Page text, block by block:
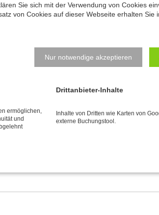
Konstruktion unseres Körpers ist
wünschen übrig“
Benita Cantieni in
30. Mai 2026
Sie sich mit der Verwendung von Cookies
von Cookies auf dieser Webseite erhalten Sie
Nur notwendige akzeptieren
ermöglichen,
und
Drittanbieter-Inhalte
Inhalte von Dritten wie Karten von
externe Buchungstool.